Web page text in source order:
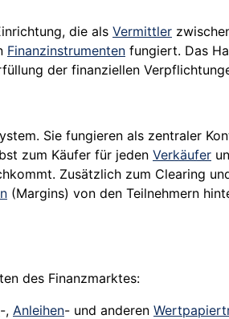
die als Vermittler
Finanzinstrumenten fungiert. Das
der finanziellen
Sie fungieren als zentraler
zum Käufer für jeden Verkäufer
Zusätzlich zum Clearing
(Margins) von den Teilnehmern
des Finanzmarktes:
-, Anleihen- und anderen